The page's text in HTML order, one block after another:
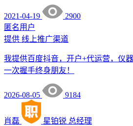
2021-04-19
2900
匿名用户
提供 线上推广渠道
我提供百度抖音，开户+代运营，仪
一次握手终身朋友！
2026-08-05 9184
肖磊 星铂锐 总经理